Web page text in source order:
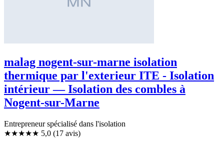
malag nogent-sur-marne isolation
thermique par l'exterieur ITE - Isolation
intérieur — Isolation des combles à
Nogent-sur-Marne
Entrepreneur spécialisé dans l'isolation
★★★★★ 5,0 (17 avis)